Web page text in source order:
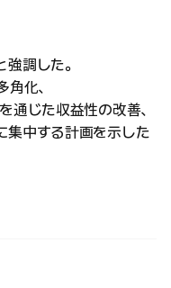
調した。
化、
通じた収益性の改善、
集中する計画を示した